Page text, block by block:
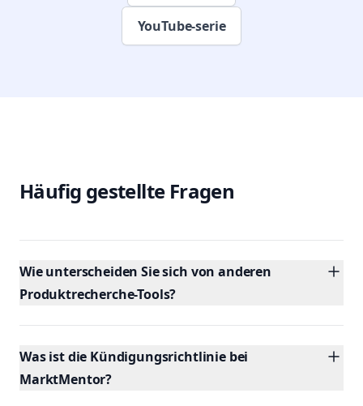
YouTube-serie
Häufig gestellte Fragen
Wie unterscheiden Sie sich von anderen
Produktrecherche-Tools?
Was ist die Kündigungsrichtlinie bei
MarktMentor?